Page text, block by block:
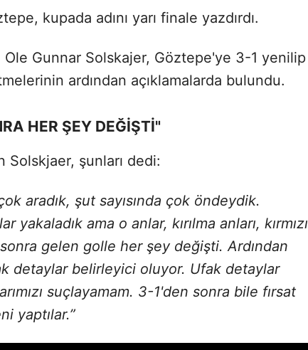
kupada adını yarı finale yazdırdı.
Gunnar Solskajer, Göztepe'ye 3-1 yenilip
ardından açıklamalarda bulundu.
HER ŞEY DEĞİŞTİ"
şunları dedi:
aradık, şut sayısında çok öndeydik.
ama o anlar, kırılma anları, kırmızı
gelen golle her şey değişti. Ardından
detaylar belirleyici oluyor. Ufak detaylar
suçlayamam. 3-1'den sonra bile fırsat
yaptılar.”